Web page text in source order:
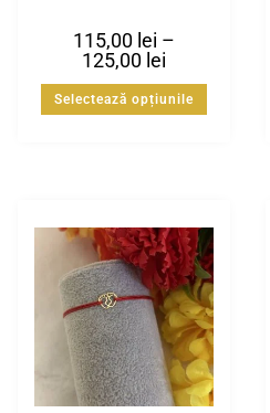
115,00 lei –
125,00 lei
Selectează opțiunile